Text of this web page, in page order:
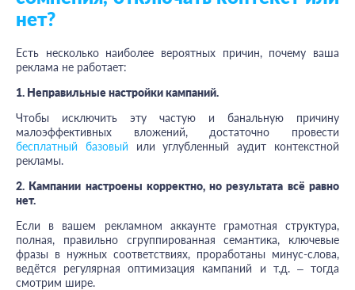
нет?
Есть несколько наиболее вероятных причин, почему ваша
реклама не работает:
1. Неправильные настройки кампаний.
Чтобы исключить эту частую и банальную причину
малоэффективных вложений, достаточно провести
бесплатный базовый или углубленный аудит контекстной
рекламы.
2. Кампании настроены корректно, но результата всё равно
нет.
Если в вашем рекламном аккаунте грамотная структура,
полная, правильно сгруппированная семантика, ключевые
фразы в нужных соответствиях, проработаны минус-слова,
ведётся регулярная оптимизация кампаний и т.д. – тогда
смотрим шире.